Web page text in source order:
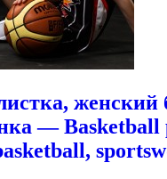
женский
— Basketball